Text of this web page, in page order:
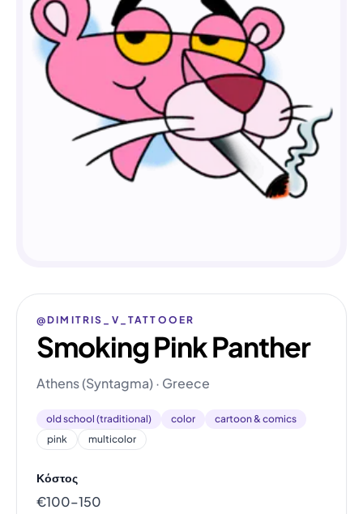
@DIMITRIS_V_TATTOOER
Smoking Pink Panther
Athens (Syntagma) · Greece
old school (traditional) color
cartoon & comics
pink
multicolor
Κόστος
€100–150